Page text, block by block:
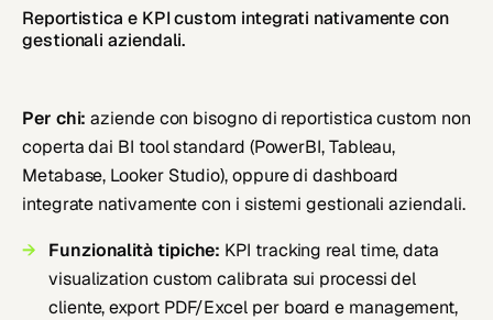
Reportistica e KPI custom integrati nativamente con
gestionali aziendali.
Per chi: aziende con bisogno di reportistica custom non
coperta dai BI tool standard (PowerBI, Tableau,
Metabase, Looker Studio), oppure di dashboard
integrate nativamente con i sistemi gestionali aziendali.
Funzionalità tipiche: KPI tracking real time, data
visualization custom calibrata sui processi del
cliente, export PDF/Excel per board e management,